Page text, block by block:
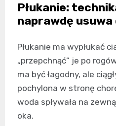
Płukanie:
naprawdę
Płukanie ma wypłukać
„przepchnąć” je po
ma być łagodny, ale
pochylona w stronę
woda spływała na
oka.